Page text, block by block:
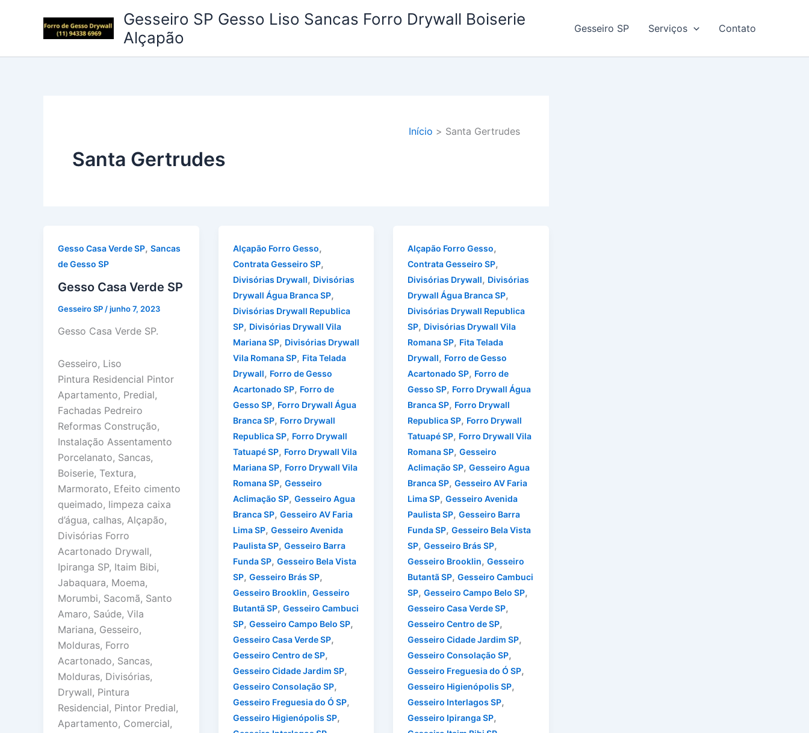
conteúdo
Gesseiro SP Gesso Liso Sancas Forro Drywall Boiserie
Alçapão
Gesseiro SP Serviços Contato
Início Santa Gertrudes
Santa Gertrudes
Gesso Casa Verde SP, Sancas
de Gesso SP
Gesso Casa Verde SP
Gesseiro SP /junho 7, 2023
Gesso Casa Verde SP.
Gesseiro, Liso
Pintura Residencial Pintor
Apartamento, Predial,
Fachadas Pedreiro
Reformas Construção,
Instalação Assentamento
Porcelanato, Sancas,
Boiserie, Textura,
Marmorato, Efeito cimento
queimado, limpeza caixa
d’água, calhas, Alçapão,
Divisórias Forro
Acartonado Drywall,
Ipiranga SP, Itaim Bibi,
Jabaquara, Moema,
Morumbi, Sacomã, Santo
Amaro, Saúde, Vila
Mariana, Gesseiro,
Molduras, Forro
Acartonado, Sancas,
Molduras, Divisórias,
Drywall, Pintura
Residencial, Pintor Predial,
Apartamento, Comercial,
Alçapão Forro Gesso,
Contrata Gesseiro SP,
Divisórias Drywall, Divisórias
Drywall Água Branca SP,
Divisórias Drywall Republica
SP, Divisórias Drywall Vila
Mariana SP, Divisórias Drywall
Vila Romana SP, Fita Telada
Drywall, Forro de Gesso
Acartonado SP, Forro de
Gesso SP, Forro Drywall Água
Branca SP, Forro Drywall
Republica SP, Forro Drywall
Tatuapé SP, Forro Drywall Vila
Mariana SP, Forro Drywall Vila
Romana SP, Gesseiro
Aclimação SP, Gesseiro Agua
Branca SP, Gesseiro AV Faria
Lima SP, Gesseiro Avenida
Paulista SP, Gesseiro Barra
Funda SP, Gesseiro Bela Vista
SP, Gesseiro Brás SP,
Gesseiro Brooklin, Gesseiro
Butantã SP, Gesseiro Cambuci
SP, Gesseiro Campo Belo SP,
Gesseiro Casa Verde SP,
Gesseiro Centro de SP,
Gesseiro Cidade Jardim SP,
Gesseiro Consolação SP,
Gesseiro Freguesia do Ó SP,
Gesseiro Higienópolis SP,
Alçapão Forro Gesso,
Contrata Gesseiro SP,
Divisórias Drywall, Divisórias
Drywall Água Branca SP,
Divisórias Drywall Republica
SP, Divisórias Drywall Vila
Romana SP, Fita Telada
Drywall, Forro de Gesso
Acartonado SP, Forro de
Gesso SP, Forro Drywall Água
Branca SP, Forro Drywall
Republica SP, Forro Drywall
Tatuapé SP, Forro Drywall Vila
Romana SP,Gesseiro
Aclimação SP,Gesseiro Agua
Branca SP,Gesseiro AV Faria
Lima SP,Gesseiro Avenida
Paulista SP,Gesseiro Barra
Funda SP,Gesseiro Bela Vista
SP,Gesseiro Brás SP,
Gesseiro Brooklin,Gesseiro
Butantã SP,Gesseiro Cambuci
SP,Gesseiro Campo Belo SP,
Gesseiro Casa Verde SP,
Gesseiro Centro de SP,
Gesseiro Cidade Jardim SP,
Gesseiro Consolação SP,
Gesseiro Freguesia do Ó SP,
Gesseiro Higienópolis SP,
Gesseiro Interlagos SP,
Gesseiro Ipiranga SP,